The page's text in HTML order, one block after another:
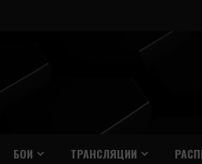
БОИ ТРАНСЛЯЦИИ